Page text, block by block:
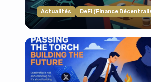
Actualités DeFi (Finance